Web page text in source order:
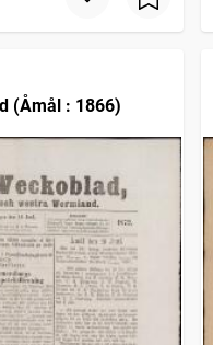
(Åmål : 1866)